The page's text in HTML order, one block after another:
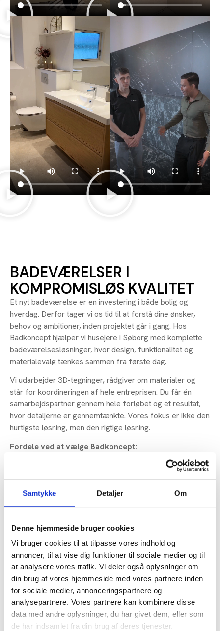
Samtykke Detaljer Om
Denne hjemmeside bruger cookies
Vi bruger cookies til at tilpasse vores indhold og
annoncer, til at vise dig funktioner til sociale medier og til
at analysere vores trafik. Vi deler også oplysninger om
din brug af vores hjemmeside med vores partnere inden
for sociale medier, annonceringspartnere og
analysepartnere. Vores partnere kan kombinere disse
data med andre oplysninger, du har givet dem, eller som
de har indsamlet fra din brug af deres tjenester.
BADEVÆRELSER I
KOMPROMISLØS KVALITET
Et nyt badeværelse er en investering i både bolig og
hverdag. Derfor tager vi os tid til at forstå dine ønsker,
behov og ambitioner, inden projektet går i gang. Hos
Badkoncept hjælper vi husejere i Søborg med komplette
badeværelsesløsninger, hvor design, funktionalitet og
materialevalg tænkes sammen fra første dag.
Vi udarbejder 3D-tegninger, rådgiver om materialer og
står for koordineringen af hele entreprisen. Du får én
samarbejdspartner gennem hele forløbet og et resultat,
hvor detaljerne er gennemtænkte. Vores fokus er ikke den
hurtigste løsning, men den rigtige løsning.
Fordele ved at vælge Badkoncept:
3D-tegning inkluderet
Eksklusive materialer og løsninger
Gratis badevogn under renovering
Indhent tilbud